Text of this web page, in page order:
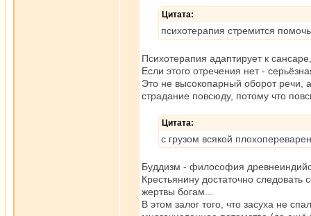
Цитата:
психотерапия стремится
Психотерапия адаптирует к
Если этого отречения нет -
Это не высокопарный оборот речи,
страдание повсюду, потому что
Цитата:
с грузом всякой
Буддизм - философия
Крестьянину достаточно
жертвы богам...
В этом залог того, что засуха не